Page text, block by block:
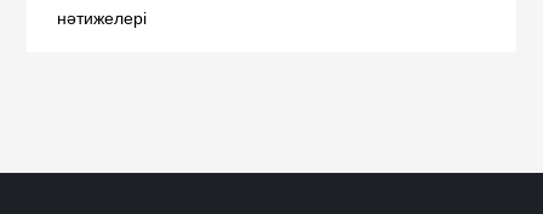
нәтижелері